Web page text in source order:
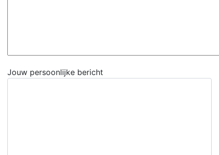
Jouw persoonlijke bericht